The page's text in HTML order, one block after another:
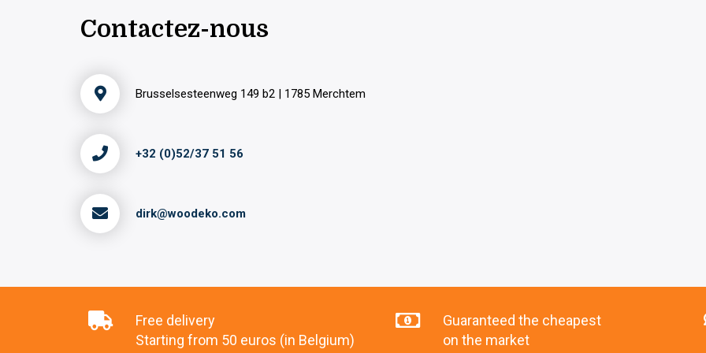
Contactez-nous
Brusselsesteenweg 149 b2 | 1785 Merchtem
+32 (0)52/37 51 56
dirk@woodeko.com
Free delivery
Starting from 50 euros (in Belgium)
Guaranteed the cheapest
on the market